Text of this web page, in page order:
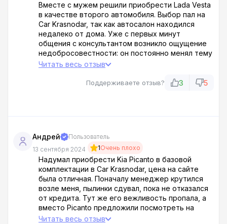
Вместе с мужем решили приобрести Lada Vesta
в качестве второго автомобиля. Выбор пал на
Car Krasnodar, так как автосалон находился
недалеко от дома. Уже с первых минут
общения с консультантом возникло ощущение
недобросовестности: он постоянно менял тему
разговора, уклонялся от прямых вопросов,
дополнительные услуги. В спешке подписали
Читать весь отзыв
Поддерживаете отзыв? 3 5
Андрей
Пользователь
13 сентября 2024
1Очень плохо
Надумал приобрести Kia Picanto в базовой
комплектации в Car Krasnodar, цена на сайте
была отличная. Поначалу менеджер крутился
возле меня, пылинки сдувал, пока не отказался
от кредита. Тут же его вежливость пропала, а
вместо Picanto предложили посмотреть на
Hyundai i30, который по его словам был намного
Читать весь отзыв